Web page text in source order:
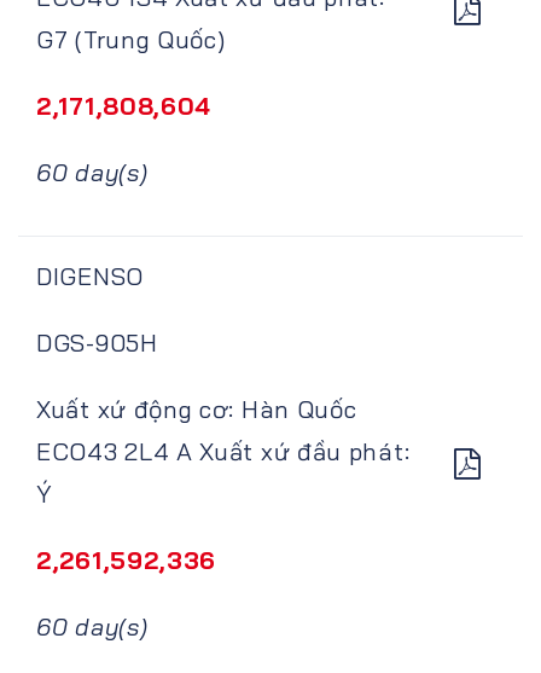
G7 (Trung Quốc)
2,171,808,604
60 day(s)
DIGENSO
DGS-905H
Xuất xứ động cơ: Hàn Quốc
ECO43 2L4 A Xuất xứ đầu phát:
Ý
2,261,592,336
60 day(s)